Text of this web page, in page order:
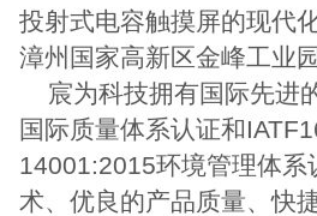
投射式电容触摸屏的现代
漳州国家高新区金峰工业
宸为科技拥有国际先进
国际质量体系认证和
14001:2015环境管理体
术、优良的产品质量、快